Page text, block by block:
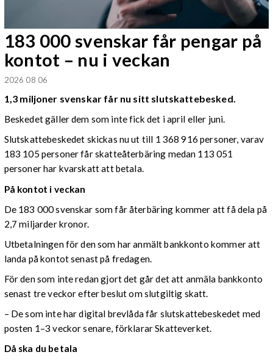
183 000 svenskar får pengar på
kontot – nu i veckan
2026 08 06
1,3 miljoner svenskar får nu sitt slutskattebesked.
Beskedet gäller dem som inte fick det i april eller juni.
Slutskattebeskedet skickas nu ut till 1 368 916 personer, varav
183 105 personer får skatteåterbäring medan 113 051
personer har kvarskatt att betala.
På kontot i veckan
De 183 000 svenskar som får återbäring kommer att få dela på
2,7 miljarder kronor.
Utbetalningen för den som har anmält bankkonto kommer att
landa på kontot senast på fredagen.
För den som inte redan gjort det går det att anmäla bankkonto
senast tre veckor efter beslut om slutgiltig skatt.
– De som inte har digital brevlåda får slutskattebeskedet med
posten 1–3 veckor senare, förklarar Skatteverket.
Då ska du betala